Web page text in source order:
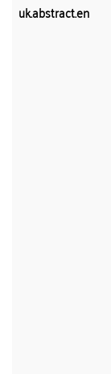
uk.abstract.en